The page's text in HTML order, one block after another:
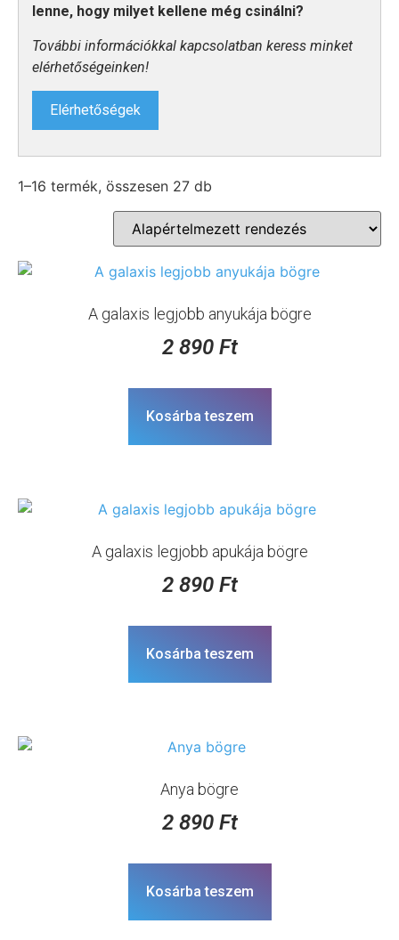
lenne, hogy milyet kellene még csinálni?
További információkkal kapcsolatban keress minket
elérhetőségeinken!
Elérhetőségek
1–16 termék, összesen 27 db
A galaxis legjobb anyukája bögre
2 890 Ft
Kosárba teszem
A galaxis legjobb apukája bögre
2 890 Ft
Kosárba teszem
Anya bögre
2 890 Ft
Kosárba teszem